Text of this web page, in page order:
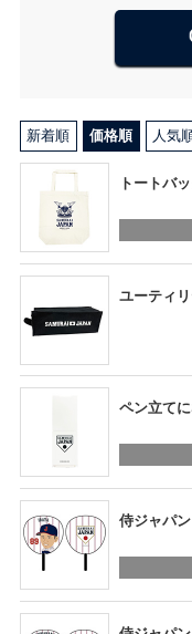
新着順 価格順 人気
トートバ
ユーティ
ペン立て
侍ジャパ